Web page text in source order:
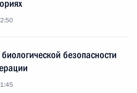
безопасности